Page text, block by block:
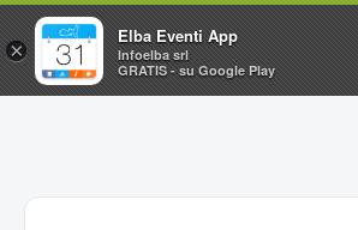
Home
×
Elba Eventi App
Infoelba srl
GRATIS - su Google Play